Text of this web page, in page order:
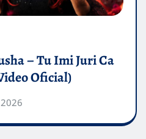
– Tu Imi Juri Ca
Oficial)